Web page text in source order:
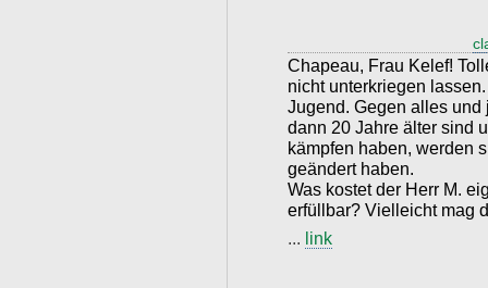
Chapeau, Frau Kelef!
nicht unterkriegen
Jugend. Gegen alles und
dann 20 Jahre älter sind
kämpfen haben, werden
geändert haben.
Was kostet der Herr M.
erfüllbar? Vielleicht mag
... link